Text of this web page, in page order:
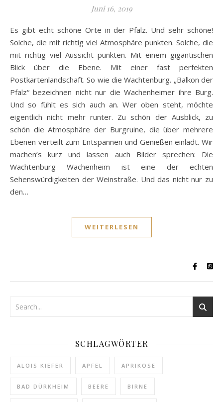
Juni 16, 2019
Es gibt echt schöne Orte in der Pfalz. Und sehr schöne!
Solche, die mit richtig viel Atmosphäre punkten. Solche, die
mit richtig viel Aussicht punkten. Mit einem gigantischen
Blick über die Ebene. Mit einer fast perfekten
Postkartenlandschaft. So wie die Wachtenburg. „Balkon der
Pfalz“ bezeichnen nicht nur die Wachenheimer ihre Burg.
Und so fühlt es sich auch an. Wer oben steht, möchte
eigentlich nicht mehr runter. Zu schön der Ausblick, zu
schön die Atmosphäre der Burgruine, die über mehrere
Ebenen verteilt zum Entspannen und Genießen einlädt. Wir
machen’s kurz und lassen auch Bilder sprechen: Die
Wachtenburg Wachenheim ist eine der echten
Sehenswürdigkeiten der Weinstraße. Und das nicht nur zu
den…
WEITERLESEN
SCHLAGWÖRTER
ALOIS KIEFER APFEL APRIKOSE
BAD DÜRKHEIM BEERE BIRNE